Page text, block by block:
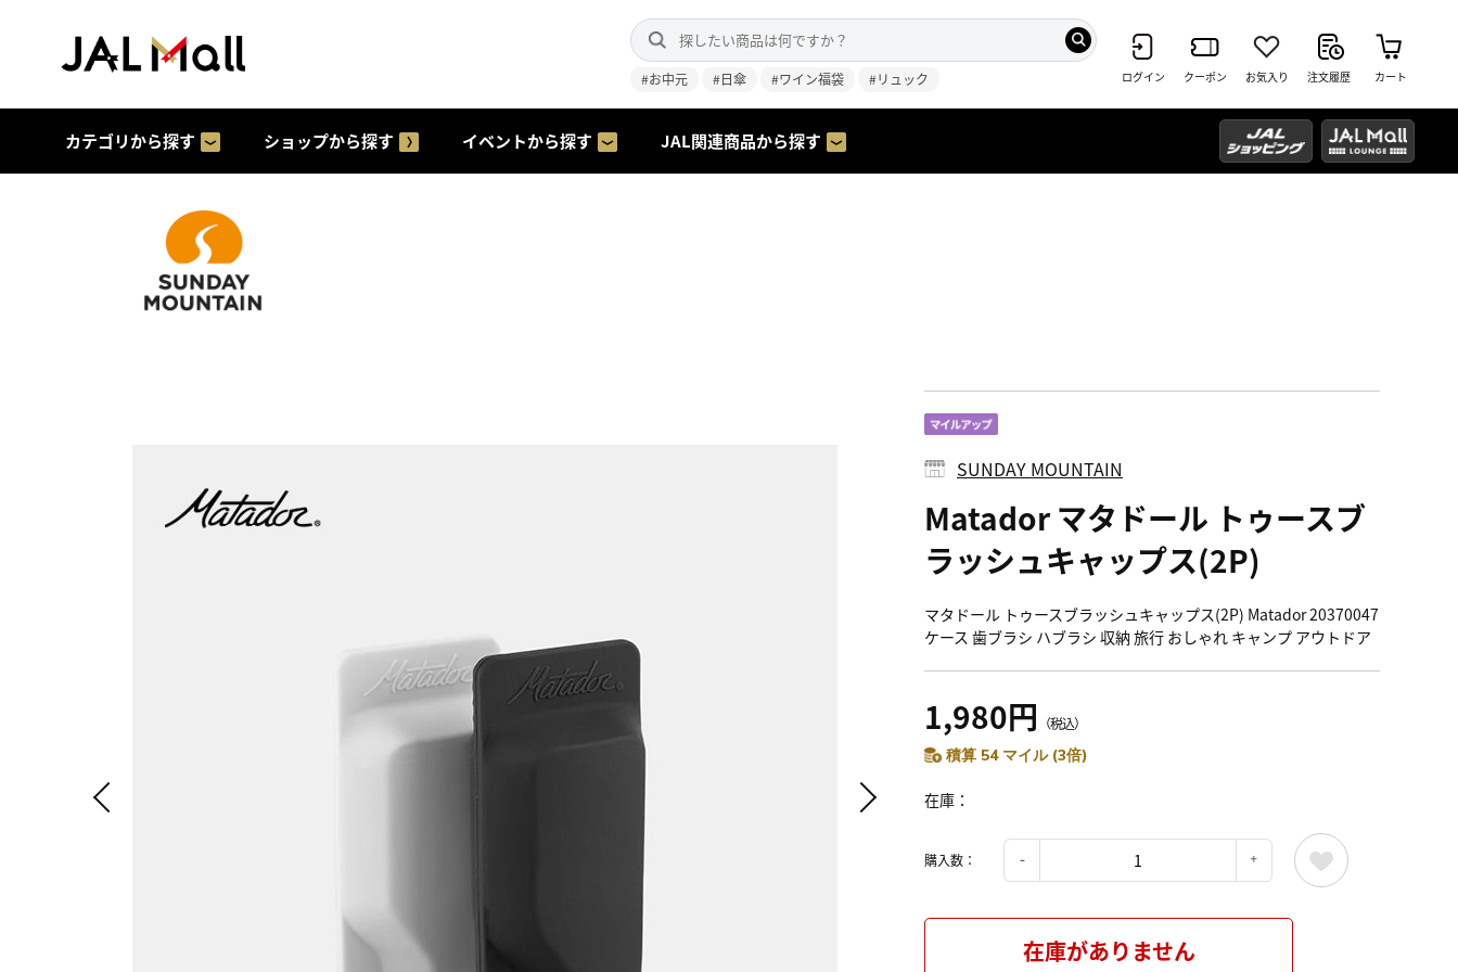
#お中元 #日傘 #ワイン福袋 #リュック ログイン クーポン お気入り 注文履歴 カート
カテゴリから探す ショップから探す イベントから探す JAL関連商品から探す
SUNDAY MOUNTAIN
Matador マタドール トゥースブ
ラッシュキャップス(2P)
マタドール トゥースブラッシュキャップス(2P) Matador 20370047
ケース 歯ブラシ ハブラシ 収納 旅行 おしゃれ キャンプ アウトドア
1,980円 （税込）
積算 54 マイル (3倍)
在庫
購入数：
在庫がありません